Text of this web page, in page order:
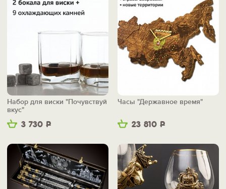
3 730 Р
Набор для виски "Почувствуй
вкус"
23 810 Р
Часы "Державное время"